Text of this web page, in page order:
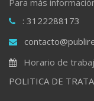
: 3122288173
Horario de
POLITICA DE